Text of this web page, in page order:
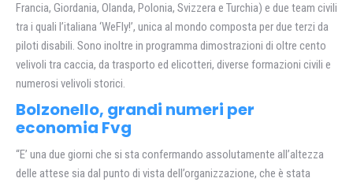
Francia, Giordania, Olanda, Polonia, Svizzera e Turchia) e due team civili
tra i quali l’italiana ‘WeFly!’, unica al mondo composta per due terzi da
piloti disabili. Sono inoltre in programma dimostrazioni di oltre cento
velivoli tra caccia, da trasporto ed elicotteri, diverse formazioni civili e
numerosi velivoli storici.
Bolzonello, grandi numeri per
economia Fvg
“E’ una due giorni che si sta confermando assolutamente all’altezza
delle attese sia dal punto di vista dell’organizzazione, che è stata